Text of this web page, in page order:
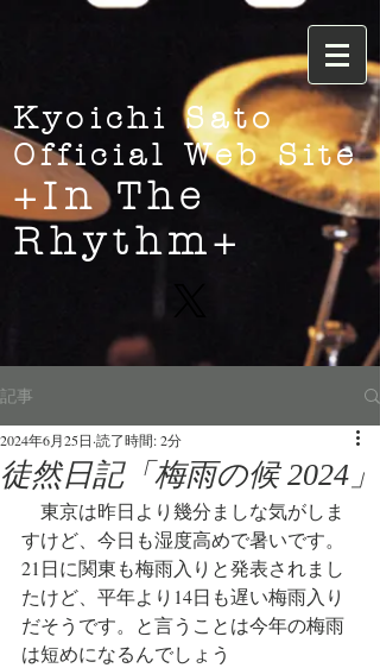
Kyoichi Sato
Official Web Site
+In The
Rhythm+
記事
徒然日記「梅雨の候 2024」
2024年6月25日 読了時間: 2分
東京は昨日より幾分ましな気がしま
すけど、今日も湿度高めで暑いです。
21日に関東も梅雨入りと発表されまし
たけど、平年より14日も遅い梅雨入り
だそうです。と言うことは今年の梅雨
は短めになるんでしょう